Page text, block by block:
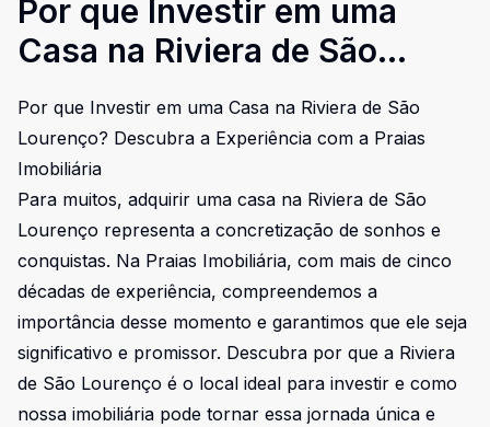
Por que Investir em uma
Casa na Riviera de São
Por que Investir em uma Casa na Riviera de São
Lourenço? Descubra a Experiência com a Praias
Imobiliária
Para muitos, adquirir uma casa na Riviera de São
Lourenço representa a concretização de sonhos e
conquistas. Na Praias Imobiliária, com mais de cinco
décadas de experiência, compreendemos a
importância desse momento e garantimos que ele seja
significativo e promissor. Descubra por que a Riviera
de São Lourenço é o local ideal para investir e como
nossa imobiliária pode tornar essa jornada única e